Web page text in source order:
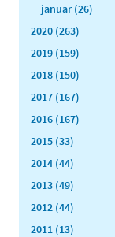
januar (26)
2020 (263)
2019 (159)
2018 (150)
2017 (167)
2016 (167)
2015 (33)
2014 (44)
2013 (49)
2012 (44)
2011 (13)